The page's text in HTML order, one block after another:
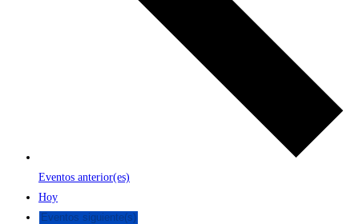
Eventos anterior(es)
Hoy
Eventos siguiente(s)